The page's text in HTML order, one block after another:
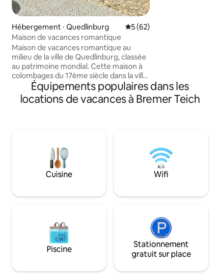
Hébergement ⋅ Quedlinburg Évaluation moyenne sur la
5 (62)
Maison de vacances romantique
Maison de vacances romantique au
milieu de la ville de Quedlinburg, classée
au patrimoine mondial. Cette maison à
colombages du 17ème siècle dans la ville
de Quedlinburg, classée au patrimoine
mondial de l'UNESCO en Saxe Anhalt, est
un petit bijou. Les couples, les amis et les
vacances convainc par ses
équipements. Sur la petite terrasse,
vous pourrez passer un petit déjeuner
tranquille ou des soirées agréables.
commencer des
randonnées
Équipements populaires dans les
locations de vacances à Bremer Teich
Cuisine Wifi
Piscine
Stationnement
gratuit sur place